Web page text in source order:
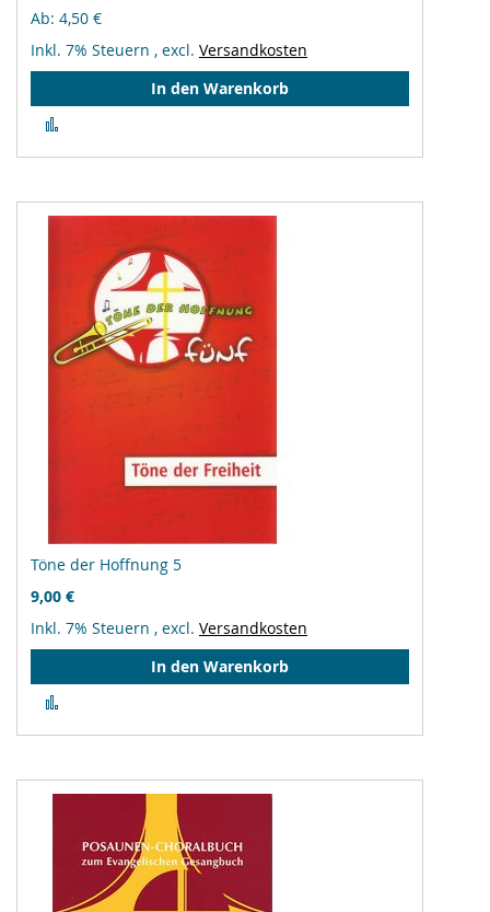
Ab 4,50 €
Inkl. 7% Steuern , excl. Versandkosten
In den Warenkorb
hinzufügen
Töne der Hoffnung 5
9,00 €
Inkl. 7% Steuern , excl. Versandkosten
In den Warenkorb
hinzufügen